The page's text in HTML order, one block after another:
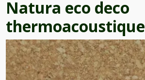
Natura eco deco
thermoacoustique